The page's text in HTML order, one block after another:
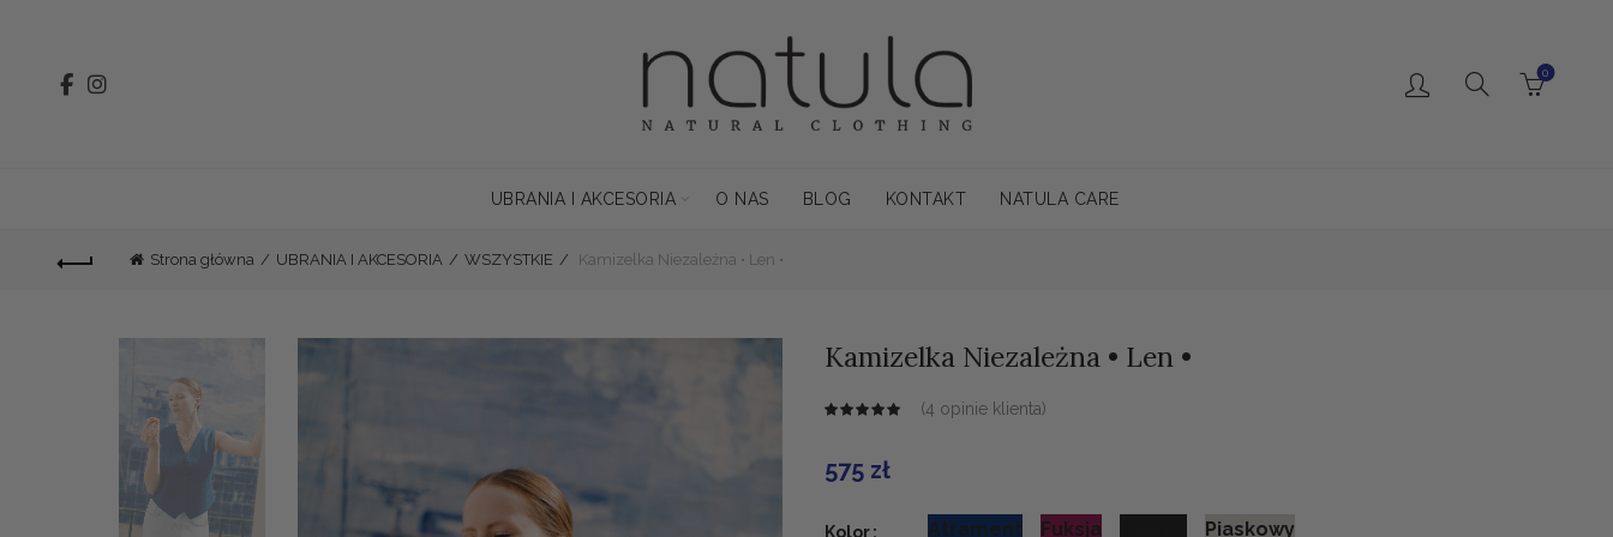
0
UBRANIA I AKCESORIA O NAS BLOG KONTAKT NATULA CARE
Strona główna UBRANIA I AKCESORIA WSZYSTKIE Kamizelka Niezależna • Len •
Kamizelka Niezależna • Len •
(4 opinie klienta)
575 zł
Kolor Atrament Fuksja Piaskowy
Alternative: